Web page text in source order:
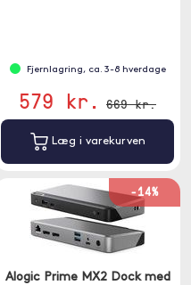
Fjernlagring, ca. 3-8 hverdage
579 kr. 669 kr.
Læg i varekurven
-14%
Alogic Prime MX2 Dock med